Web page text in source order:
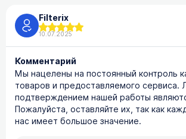
Filterix
10.07.2025
Комментарий
Мы нацелены на постоянный контроль
товаров и предоставляемого сервиса.
подтверждением нашей работы
Пожалуйста, оставляйте их, так как
нас имеет большое значение.